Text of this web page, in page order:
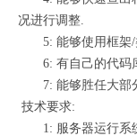
况进行调整.
5: 能够使用框架/
6: 有自己的代码
7: 能够胜任大部
技术要求:
1: 服务器运行系